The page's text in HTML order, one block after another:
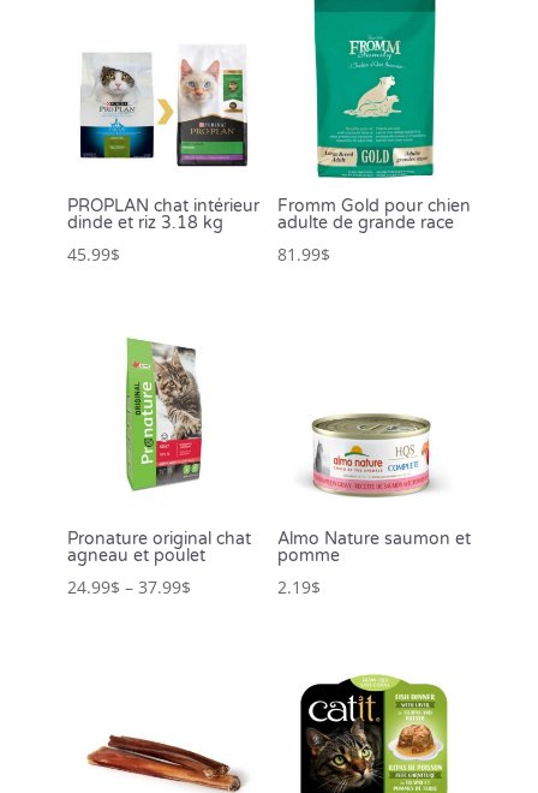
PROPLAN chat intérieur
dinde et riz 3.18 kg
45.99$
Fromm Gold pour chien
adulte de grande race
81.99$
Pronature original chat
agneau et poulet
24.99$ – 37.99$
Almo Nature saumon et
pomme
2.19$